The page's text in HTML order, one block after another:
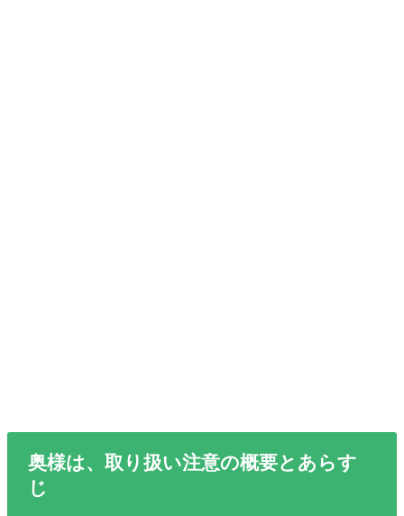
奥様は、取り扱い注意の概要とあらす
じ